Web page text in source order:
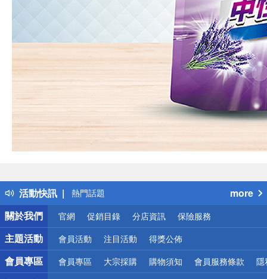
活動快訊
偏遠地區配送
得獎公告
熱門話題
銀行優惠
偏遠地區配送
詐騙網頁！請小心！
more
關於我們
官網 促銷目錄 分店資訊 保險服務
主題活動 會員活動 注目活動 得獎公佈
會員專區 會員專區 大宗採購 購物須知 會員服務條款 隱